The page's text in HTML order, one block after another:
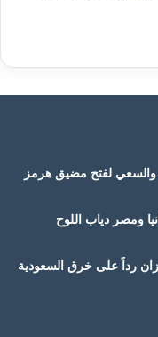
والسعي لفتح مضيق هرمز
ومصر دياب اللوح
رداً على خرق السعودية